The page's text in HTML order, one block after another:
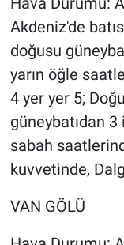
Akdeniz'de
doğusu
yarın öğle
4 yer yer 5;
güneybatıdan
sabah
kuvvetinde,
VAN GÖLÜ